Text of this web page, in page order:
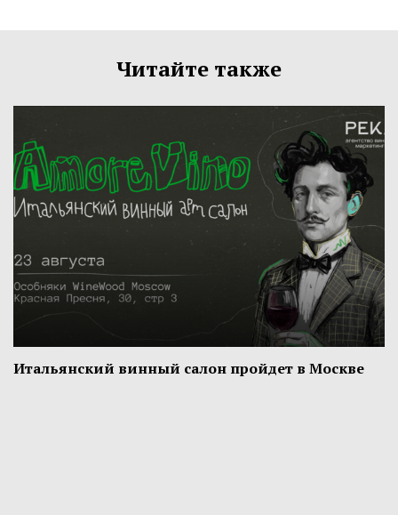
Читайте также
Итальянский винный салон пройдет в Москве